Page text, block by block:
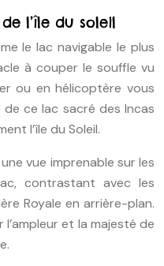
l’île du soleil
le lac navigable le plus
à couper le souffle vu
ou en hélicoptère vous
de ce lac sacré des Incas
l’île du Soleil.
vue imprenable sur les
contrastant avec les
Royale en arrière-plan.
l’ampleur et la majesté de